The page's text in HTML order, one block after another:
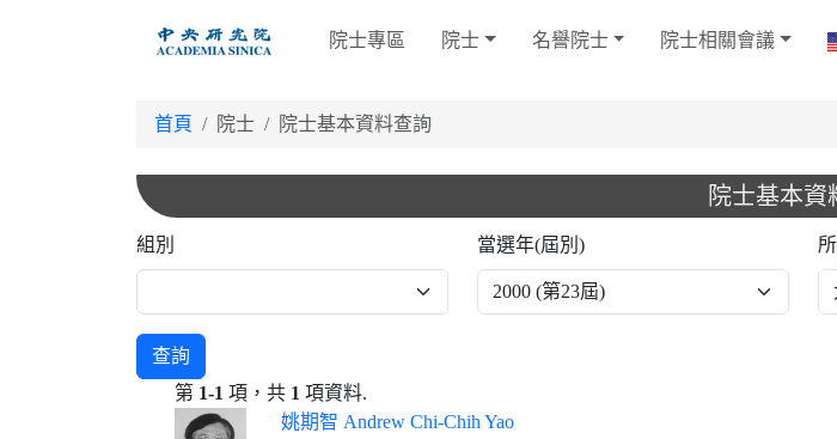
院士專區 院士 名譽院士 院士相關會議
首頁 院士 院士基本資料查詢
院士基本資
組別 當選年(屆別)
查詢
第 1-1 項，共 1 項資料.
姚期智 Andrew Chi-Chih Yao